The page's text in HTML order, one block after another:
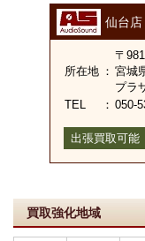
仙台店
所在地 ：
〒
宮城
プラ
TEL
： 050-
出張買取可能
買取強化地域